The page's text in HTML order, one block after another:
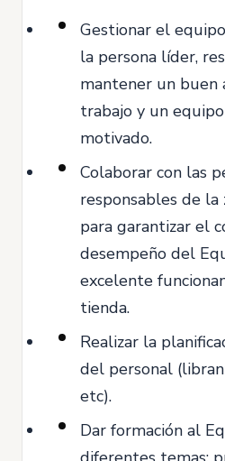
Gestionar el
la persona líder,
mantener un buen
trabajo y un
motivado.
Colaborar con las
responsables de la
para garantizar el
desempeño del
excelente
tienda.
Realizar la
del personal
etc).
Dar formación al